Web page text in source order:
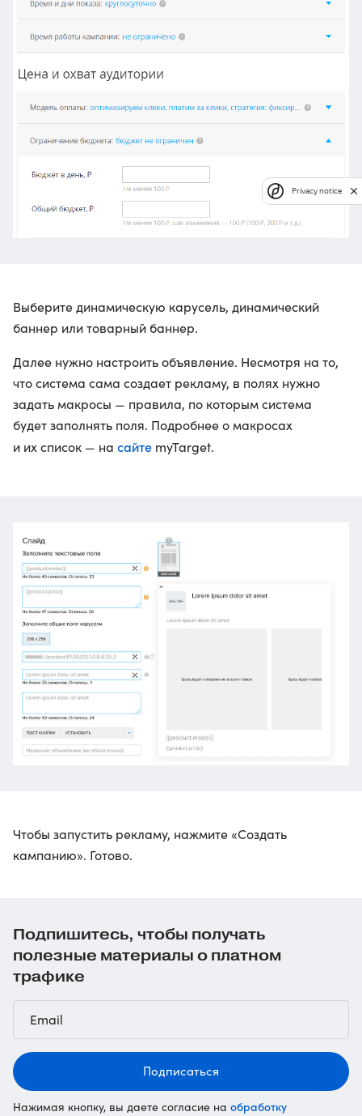
Выберите динамическую карусель, динамический
баннер или товарный баннер.
Далее нужно настроить объявление. Несмотря на то,
что система сама создает рекламу, в полях нужно
задать макросы — правила, по которым система
будет заполнять поля. Подробнее о макросах
и их список — на сайте myTarget.
Чтобы запустить рекламу, нажмите «Создать
кампанию». Готово.
Подпишитесь, чтобы получать
полезные материалы о платном
трафике
Подписаться
Нажимая кнопку, вы даете согласие на обработку
Privacy notice